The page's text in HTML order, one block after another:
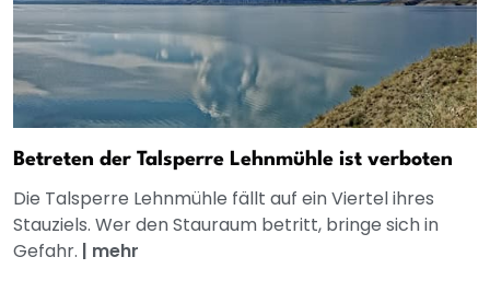
Betreten der Talsperre Lehnmühle ist verboten
Die Talsperre Lehnmühle fällt auf ein Viertel ihres
Stauziels. Wer den Stauraum betritt, bringe sich in
Gefahr. | mehr